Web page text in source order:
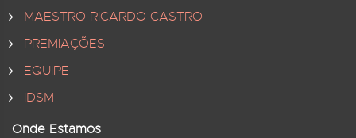
MAESTRO RICARDO CASTRO
PREMIAÇÕES
EQUIPE
IDSM
Onde Estamos